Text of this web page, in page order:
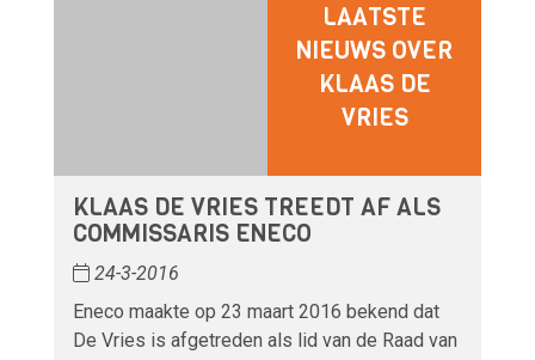
LAATSTE
NIEUWS OVER
KLAAS DE
VRIES
KLAAS DE VRIES TREEDT AF ALS
COMMISSARIS ENECO
24-3-2016
Eneco maakte op 23 maart 2016 bekend dat
De Vries is afgetreden als lid van de Raad van